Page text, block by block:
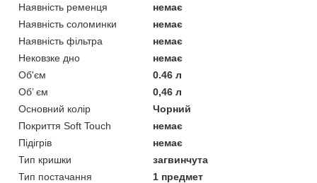
Наявність ременця
немає
Наявність соломинки
немає
Наявність фільтра
немає
Нековзке дно
немає
Об'єм
0.46 л
Об’ єм
0,46 л
Основний колір
Чорний
Покриття Soft Touch
немає
Підігрів
немає
Тип кришки
загвинчута
Тип постачання
1 предмет